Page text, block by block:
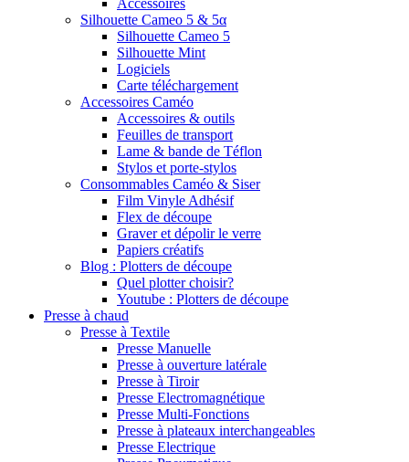
Accessoires
Silhouette Cameo 5 & 5α
Silhouette Cameo 5
Silhouette Mint
Logiciels
Carte téléchargement
Accessoires Caméo
Accessoires & outils
Feuilles de transport
Lame & bande de Téflon
Stylos et porte-stylos
Consommables Caméo & Siser
Film Vinyle Adhésif
Flex de découpe
Graver et dépolir le verre
Papiers créatifs
Blog : Plotters de découpe
Quel plotter choisir?
Youtube : Plotters de découpe
Presse à chaud
Presse à Textile
Presse Manuelle
Presse à ouverture latérale
Presse à Tiroir
Presse Electromagnétique
Presse Multi-Fonctions
Presse à plateaux interchangeables
Presse Electrique